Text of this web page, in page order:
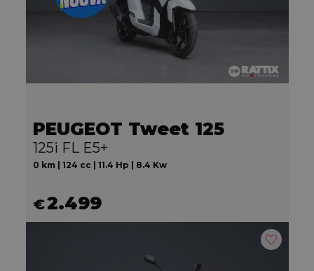
PEUGEOT Tweet 125
125i FL E5+
0 km | 124 cc | 11.4 Hp | 8.4 Kw
€2.499